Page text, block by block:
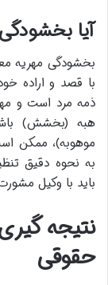
آیا
بخشودگی مهریه
با قصد و اراده
ذمه مرد است و
هبه (بخشش)
موهوبه)، ممکن
به نحوه دقیق
باید با وکیل
نتیجه
حقوقی